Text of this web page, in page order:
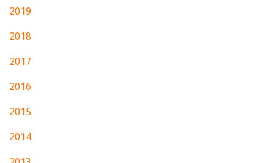
2019
2018
2017
2016
2015
2014